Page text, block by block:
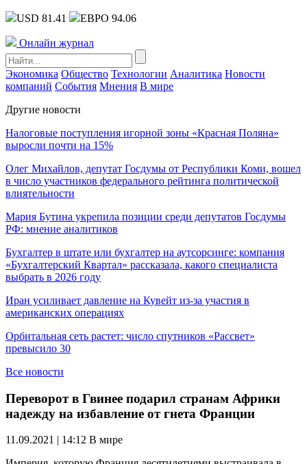
USD 81.41 ЕВРО 94.06
Онлайн журнал
Экономика Общество Технологии Аналитика Новости
компаний События Мнения В мире
Другие новости
Налоговые поступления игорной зоны «Красная Поляна»
выросли почти на 15%
Олег Михайлов, депутат Госдумы от Республики Коми, вошел
в число участников федерального рейтинга политической
влиятельности
Мария Бутина укрепила позиции среди депутатов Госдумы
РФ: мнение аналитиков
Бухгалтер в штате или бухгалтер на аутсорсинге: компания
«Бухгалтерский Квартал» рассказала, какого специалиста
выбрать в 2026 году
Иран усиливает давление на Кувейт из-за участия в
американских операциях
Орбитальная сеть растет: число спутников «Рассвет»
превысило 30
Все новости
Переворот в Гвинее подарил странам Африки
надежду на избавление от гнета Франции
11.09.2021 | 14:12 В мире